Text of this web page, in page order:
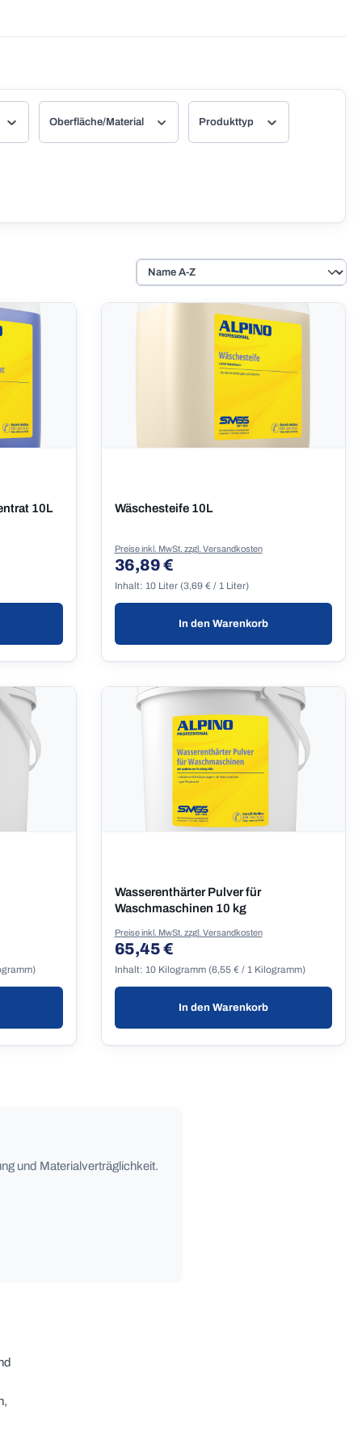
Oberfläche/Material Produkttyp
10L Wäschesteife 10L
Inhalt: 10 Liter (3,69 € / 1 Liter)
Regulärer Preis:
36,89 €
Preise inkl. MwSt. zzgl. Versandkosten
In den Warenkorb
Wasserenthärter Pulver für
Waschmaschinen 10 kg
Inhalt: 10 Kilogramm (6,55 € / 1 Kilogramm)
Regulärer Preis:
65,45 €
Preise inkl. MwSt. zzgl. Versandkosten
In den Warenkorb
und Materialverträglichkeit.